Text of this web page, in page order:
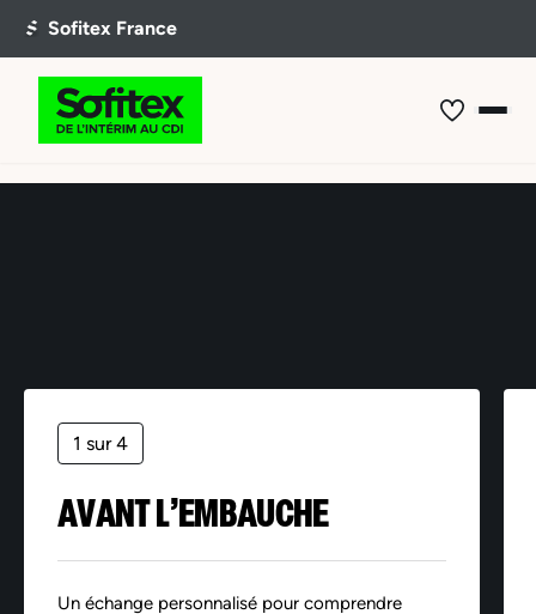
1 sur 4
AVANT L’EMBAUCHE
Un échange personnalisé pour comprendre